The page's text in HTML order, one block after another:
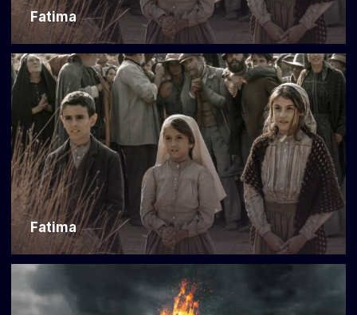
Fatima
Fatima